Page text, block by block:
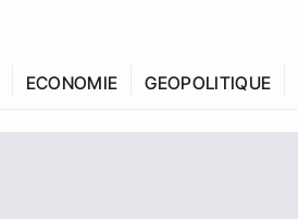
ECONOMIE GEOPOLITIQUE